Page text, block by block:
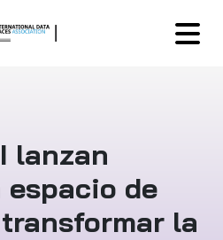
lanzan
espacio de
la